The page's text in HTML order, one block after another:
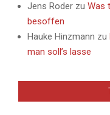
Jens Roder zu Was
besoffen
Hauke Hinzmann zu
man soll’s lasse